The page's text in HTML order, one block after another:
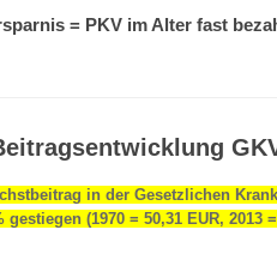
= PKV im Alter fast
in der Gesetzlichen
(1970 = 50,31 EUR, 2013